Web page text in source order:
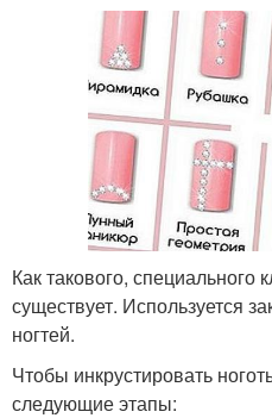
Как такового, специального
существует. Используется
ногтей.
Чтобы инкрустировать
следующие этапы: